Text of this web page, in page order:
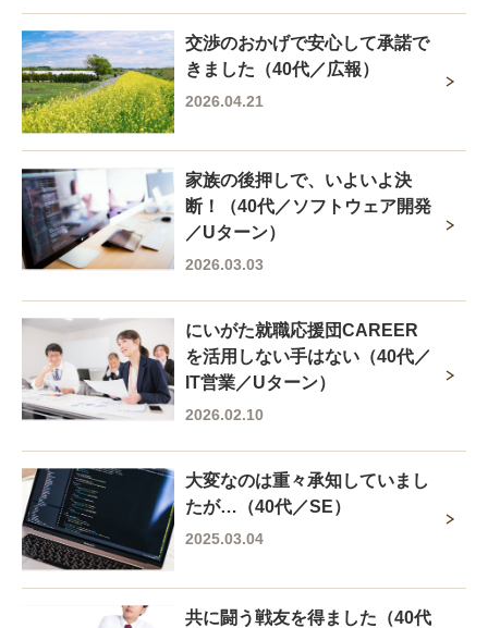
交渉のおかげで安心して承諾で
きました（40代／広報）
2026.04.21
家族の後押しで、いよいよ決
断！（40代／ソフトウェア開発
／Uターン）
2026.03.03
にいがた就職応援団CAREER
を活用しない手はない（40代／
IT営業／Uターン）
2026.02.10
大変なのは重々承知していまし
たが…（40代／SE）
2025.03.04
共に闘う戦友を得ました（40代